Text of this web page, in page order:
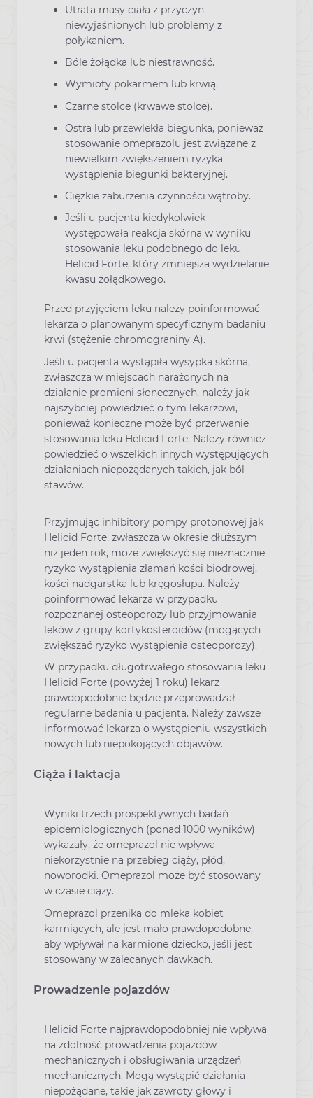
Utrata masy ciała z przyczyn
niewyjaśnionych lub problemy z
połykaniem.
Bóle żołądka lub niestrawność.
Wymioty pokarmem lub krwią.
Czarne stolce (krwawe stolce).
Ostra lub przewlekła biegunka, ponieważ
stosowanie omeprazolu jest związane z
niewielkim zwiększeniem ryzyka
wystąpienia biegunki bakteryjnej.
Ciężkie zaburzenia czynności wątroby.
Jeśli u pacjenta kiedykolwiek
występowała reakcja skórna w wyniku
stosowania leku podobnego do leku
Helicid Forte, który zmniejsza wydzielanie
kwasu żołądkowego.
Przed przyjęciem leku należy poinformować
lekarza o planowanym specyficznym badaniu
krwi (stężenie chromograniny A).
Jeśli u pacjenta wystąpiła wysypka skórna,
zwłaszcza w miejscach narażonych na
działanie promieni słonecznych, należy jak
najszybciej powiedzieć o tym lekarzowi,
ponieważ konieczne może być przerwanie
stosowania leku Helicid Forte. Należy również
powiedzieć o wszelkich innych występujących
działaniach niepożądanych takich, jak ból
stawów.
Przyjmując inhibitory pompy protonowej jak
Helicid Forte, zwłaszcza w okresie dłuższym
niż jeden rok, może zwiększyć się nieznacznie
ryzyko wystąpienia złamań kości biodrowej,
kości nadgarstka lub kręgosłupa. Należy
poinformować lekarza w przypadku
rozpoznanej osteoporozy lub przyjmowania
leków z grupy kortykosteroidów (mogących
zwiększać ryzyko wystąpienia osteoporozy).
W przypadku długotrwałego stosowania leku
Helicid Forte (powyżej 1 roku) lekarz
prawdopodobnie będzie przeprowadzał
regularne badania u pacjenta. Należy zawsze
informować lekarza o wystąpieniu wszystkich
nowych lub niepokojących objawów.
Ciąża i laktacja
Wyniki trzech prospektywnych badań
epidemiologicznych (ponad 1000 wyników)
wykazały, że omeprazol nie wpływa
niekorzystnie na przebieg ciąży, płód,
noworodki. Omeprazol może być stosowany
w czasie ciąży.
Omeprazol przenika do mleka kobiet
karmiących, ale jest mało prawdopodobne,
aby wpływał na karmione dziecko, jeśli jest
stosowany w zalecanych dawkach.
Prowadzenie pojazdów
Helicid Forte najprawdopodobniej nie wpływa
na zdolność prowadzenia pojazdów
mechanicznych i obsługiwania urządzeń
mechanicznych. Mogą wystąpić działania
niepożądane, takie jak zawroty głowy i